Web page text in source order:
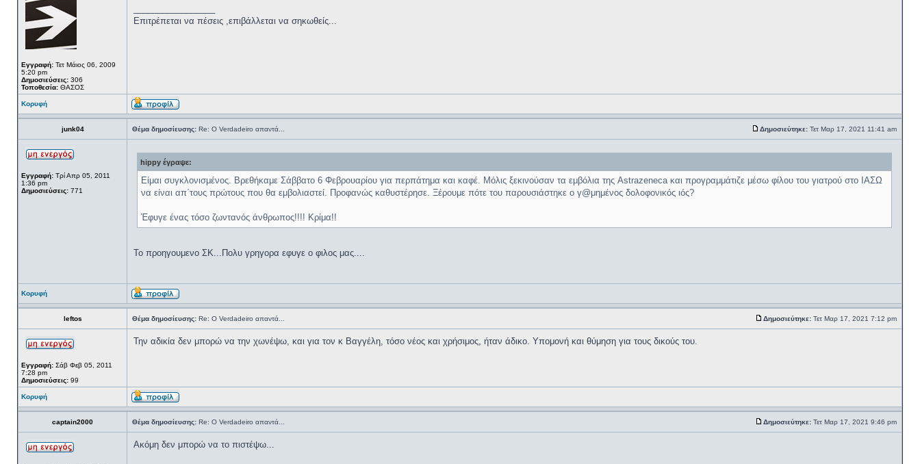
Εγγραφή: Τετ Μάιος 06, 2009
5:20 pm
Δημοσιεύσεις: 306
Τοποθεσία: ΘΑΣΟΣ
Επιτρέπεται να πέσεις ,επιβάλλεται να σηκωθείς...
Κορυφή
junk04 Θέμα δημοσίευσης: Re: Ο Verdadeiro απαντά... Δημοσιεύτηκε: Τετ Μαρ 17, 2021 11:41 am
Εγγραφή: Τρί Απρ 05, 2011
1:36 pm
Δημοσιεύσεις: 771
hippy έγραψε:
Είμαι συγκλονισμένος. Βρεθήκαμε Σάββατο 6 Φεβρουαρίου για περπάτημα και καφέ. Μόλις ξεκινούσαν τα εμβόλια της Astrazeneca και προγραμμάτιζε μέσω φίλου του γιατρού στο ΙΑΣΩ
να είναι απ΄τους πρώτους που θα εμβολιαστεί. Προφανώς καθυστέρησε. Ξέρουμε πότε του παρουσιάστηκε ο γ@μημένος δολοφονικός ιός?
Έφυγε ένας τόσο ζωντανός άνθρωπος!!!! Κρίμα!!
Το προηγουμενο ΣΚ...Πολυ γρηγορα εφυγε ο φιλος μας....
Κορυφή
leftos Θέμα δημοσίευσης: Re: Ο Verdadeiro απαντά... Δημοσιεύτηκε: Τετ Μαρ 17, 2021 7:12 pm
Εγγραφή: Σάβ Φεβ 05, 2011
7:28 pm
Δημοσιεύσεις: 99
Την αδικία δεν μπορώ να την χωνέψω, και για τον κ Βαγγέλη, τόσο νέος και χρήσιμος, ήταν άδικο. Υπομονή και θύμηση για τους δικούς του.
Κορυφή
captain2000 Θέμα δημοσίευσης: Re: Ο Verdadeiro απαντά... Δημοσιεύτηκε: Τετ Μαρ 17, 2021 9:46 pm
Ακόμη δεν μπορώ να το πιστέψω...